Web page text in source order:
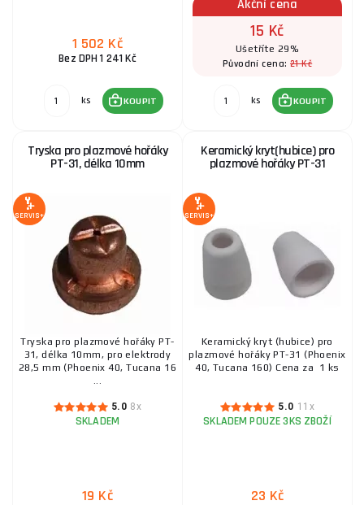
1 502 Kč
Bez DPH 1 241 Kč
ks KOUPIT
Akční cena
15 Kč
Ušetříte 29%
Původní cena: 21 Kč
ks KOUPIT
Tryska pro plazmové hořáky
PT-31, délka 10mm
SERVIS+
Tryska pro plazmové hořáky PT-
31, délka 10mm, pro elektrody
28,5 mm (Phoenix 40, Tucana 16
...
5.0 8x
SKLADEM
19 Kč
Keramický kryt(hubice) pro
plazmové hořáky PT-31
SERVIS+
Keramický kryt (hubice) pro
plazmové hořáky PT-31 (Phoenix
40, Tucana 160) Cena za 1 ks
5.0 11x
SKLADEM POUZE 3KS ZBOŽÍ
23 Kč